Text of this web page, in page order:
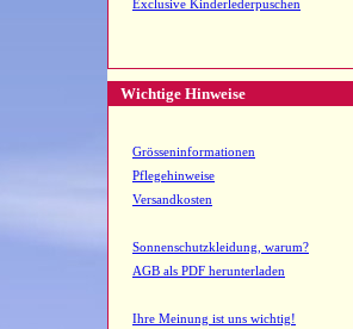
Exclusive Kinderlederpuschen
Wichtige Hinweise
Grösseninformationen
Pflegehinweise
Versandkosten
Sonnenschutzkleidung, warum?
AGB als PDF herunterladen
Ihre Meinung ist uns wichtig!